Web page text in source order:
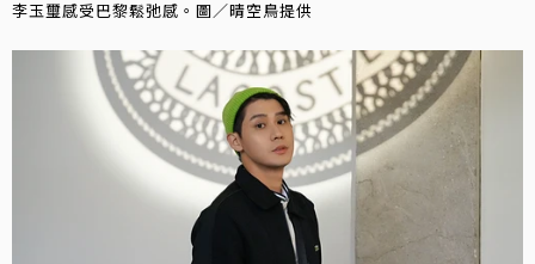
李玉璽感受巴黎鬆弛感。圖／晴空鳥提供